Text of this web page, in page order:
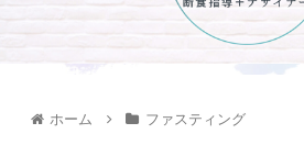
ホーム ファスティング